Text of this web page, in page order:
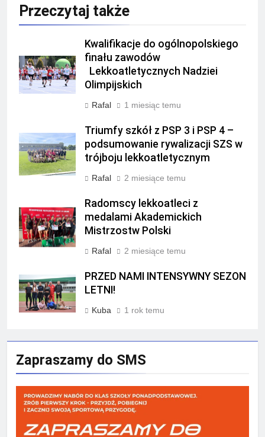
Przeczytaj także
Kwalifikacje do ogólnopolskiego
finału zawodów
Lekkoatletycznych Nadziei
Olimpijskich
Rafal 1 miesiąc temu
Triumfy szkół z PSP 3 i PSP 4 –
podsumowanie rywalizacji SZS w
trójboju lekkoatletycznym
Rafal 2 miesiące temu
Radomscy lekkoatleci z
medalami Akademickich
Mistrzostw Polski
Rafal 2 miesiące temu
PRZED NAMI INTENSYWNY SEZON
LETNI!
Kuba 1 rok temu
Zapraszamy do SMS